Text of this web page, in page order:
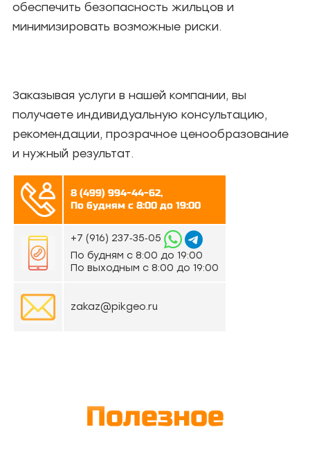
обеспечить безопасность жильцов и
минимизировать возможные риски.
Заказывая услуги в нашей компании, вы
получаете индивидуальную консультацию,
рекомендации, прозрачное ценообразование
и нужный результат.
8 (499) 994-44-62,
По будням с 8:00 до 19:00
‪+7 (916) 237‑35‑05‬
По будням с 8:00 до 19:00
По выходным с 8:00 до 19:00
zakaz@pikgeo.ru
Полезное